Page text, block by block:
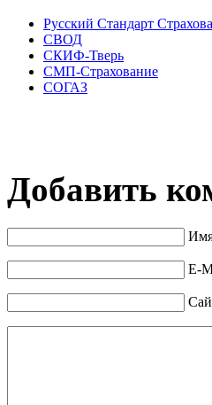
Русский Стандарт
СВОД
СКИФ-Тверь
СМП-Страхование
СОГАЗ
Добавить
Имя
E-